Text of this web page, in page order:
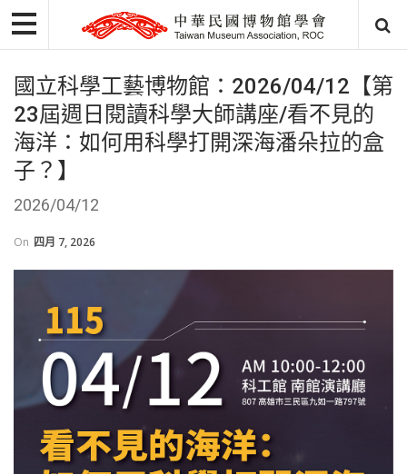
國立科學工藝博物館：2026/04/12【第
23屆週日閱讀科學大師講座/看不見的
海洋：如何用科學打開深海潘朵拉的盒
子？】
2026/04/12
On 四月 7, 2026